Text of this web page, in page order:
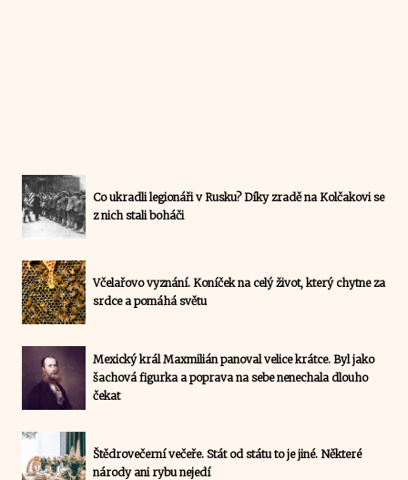
Co ukradli legionáři v Rusku? Díky zradě na Kolčakovi se
z nich stali boháči
Včelařovo vyznání. Koníček na celý život, který chytne za
srdce a pomáhá světu
Mexický král Maxmilián panoval velice krátce. Byl jako
šachová figurka a poprava na sebe nenechala dlouho
čekat
Štědrovečerní večeře. Stát od státu to je jiné. Některé
národy ani rybu nejedí